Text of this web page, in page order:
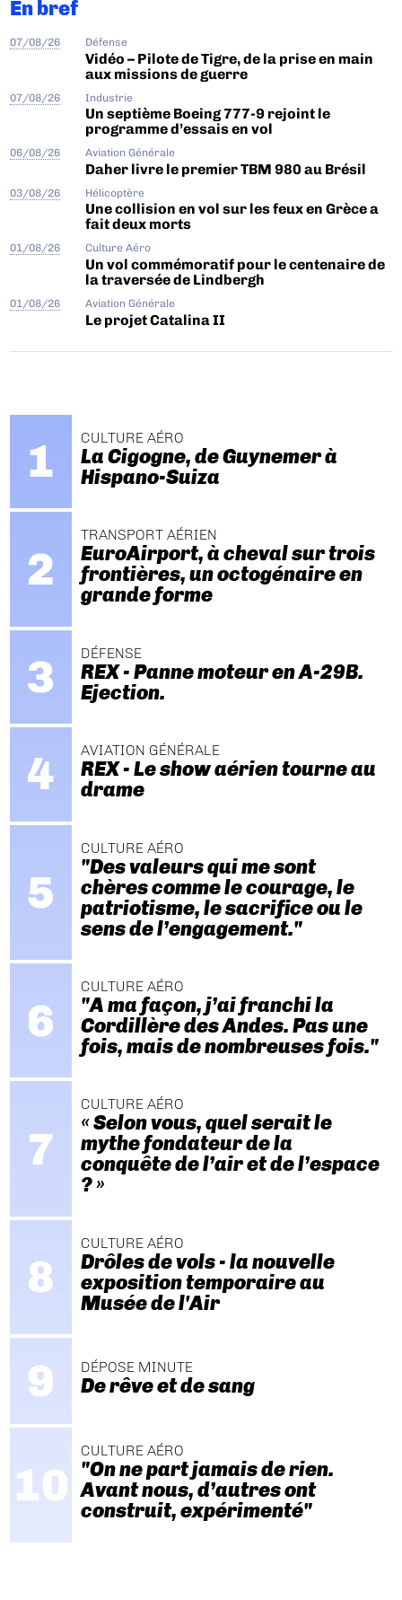
En bref
07/08/26 Défense
Vidéo – Pilote de Tigre, de la prise en main
aux missions de guerre
07/08/26 Industrie
Un septième Boeing 777-9 rejoint le
programme d’essais en vol
06/08/26 Aviation Générale
Daher livre le premier TBM 980 au Brésil
03/08/26 Hélicoptère
Une collision en vol sur les feux en Grèce a
fait deux morts
01/08/26 Culture Aéro
Un vol commémoratif pour le centenaire de
la traversée de Lindbergh
01/08/26 Aviation Générale
Le projet Catalina II
CULTURE AÉRO
La Cigogne, de Guynemer à
Hispano-Suiza
TRANSPORT AÉRIEN
EuroAirport, à cheval sur trois
frontières, un octogénaire en
grande forme
DÉFENSE
REX - Panne moteur en A-29B.
Ejection.
AVIATION GÉNÉRALE
REX - Le show aérien tourne au
drame
CULTURE AÉRO
"Des valeurs qui me sont
chères comme le courage, le
patriotisme, le sacrifice ou le
sens de l’engagement."
CULTURE AÉRO
"A ma façon, j’ai franchi la
Cordillère des Andes. Pas une
fois, mais de nombreuses fois."
CULTURE AÉRO
« Selon vous, quel serait le
mythe fondateur de la
conquête de l’air et de l’espace
? »
CULTURE AÉRO
Drôles de vols - la nouvelle
exposition temporaire au
Musée de l'Air
DÉPOSE MINUTE
De rêve et de sang
CULTURE AÉRO
"On ne part jamais de rien.
Avant nous, d’autres ont
construit, expérimenté"